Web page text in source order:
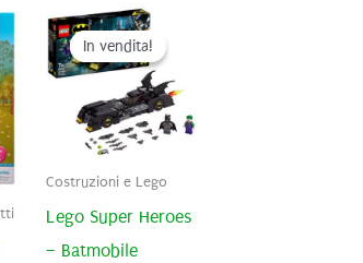
In vendita!
In vendita!
Costruzioni e Lego
Lego Super Heroes
– Batmobile